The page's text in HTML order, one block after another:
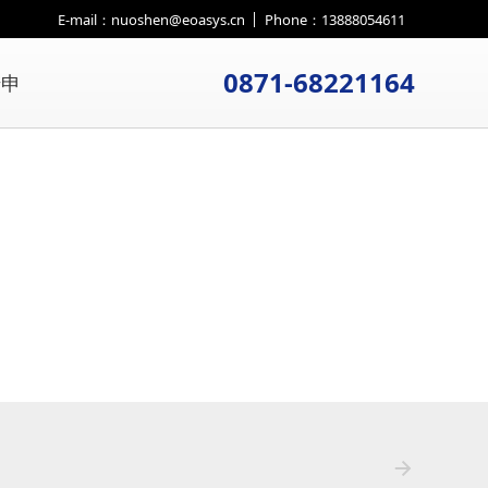
E-mail：nuoshen@eoasys.cn Phone：13888054611
0871-68221164